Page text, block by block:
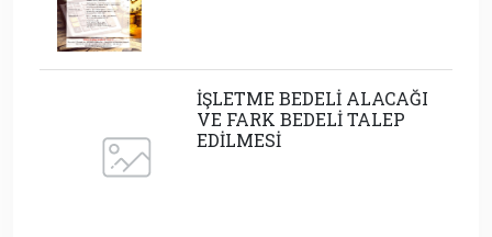
İŞLETME BEDELİ ALACAĞI
VE FARK BEDELİ TALEP
EDİLMESİ